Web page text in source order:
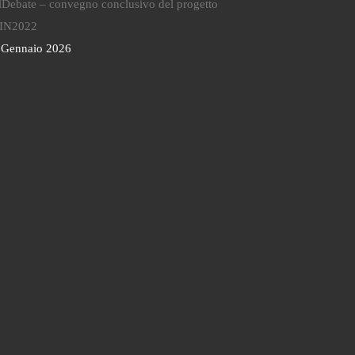
– convegno conclusivo del progetto
2026